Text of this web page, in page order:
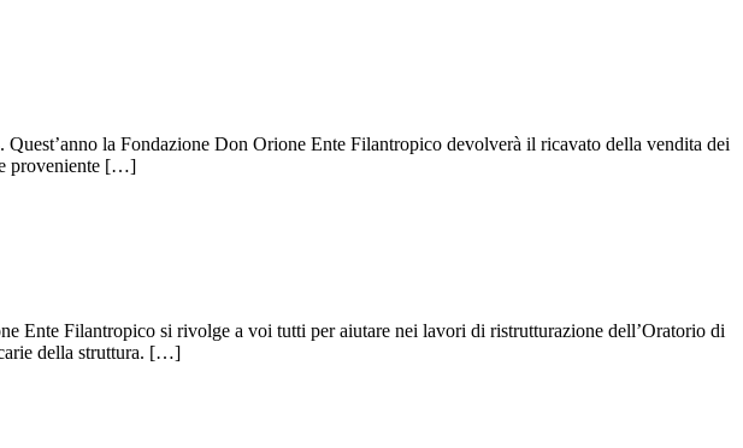
la Fondazione Don Orione Ente Filantropico devolverà il ricavato della vendita dei
proveniente […]
Ente Filantropico si rivolge a voi tutti per aiutare nei lavori di ristrutturazione dell’Oratorio di
della struttura. […]